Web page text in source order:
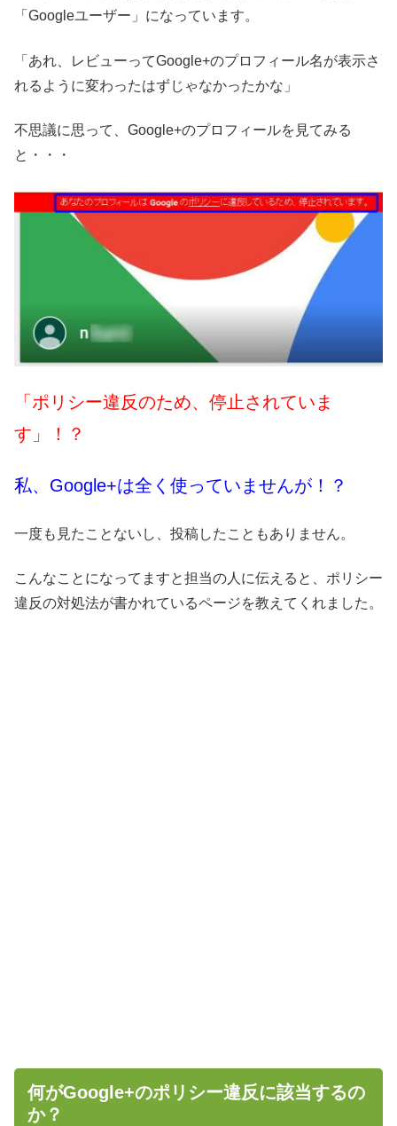
「Googleユーザー」になっています。
「あれ、レビューってGoogle+のプロフィール名が表示さ
れるように変わったはずじゃなかったかな」
不思議に思って、Google+のプロフィールを見てみる
と・・・
「ポリシー違反のため、停止されていま
す」！？
私、Google+は全く使っていませんが！？
一度も見たことないし、投稿したこともありません。
こんなことになってますと担当の人に伝えると、ポリシー
違反の対処法が書かれているページを教えてくれました。
何がGoogle+のポリシー違反に該当するの
か？